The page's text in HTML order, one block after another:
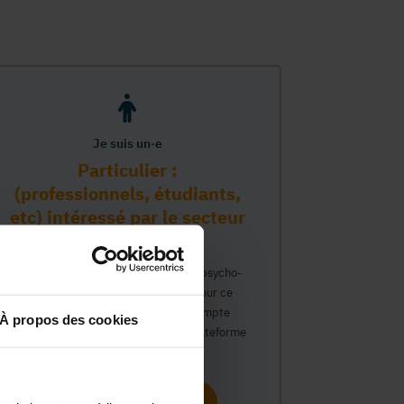
À propos des cookies
Je suis un·e
Particulier :
(professionnels, étudiants,
etc) intéressé par le secteur
PMS
Vous travaillez déjà dans le secteur psycho-
médico-social ou avez un intérêt pour ce
secteur et souhaitez obtenir un compte
personnel pour interagir sur notre plateforme